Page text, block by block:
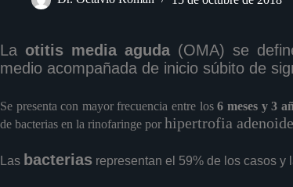
La otitis media aguda (OMA) se
medio acompañada de inicio súbito de
Se presenta con mayor frecuencia entre los6 meses y 3
de bacterias en la rinofaringe por hipertrofia
Las bacterias representan el 59% de los casos y